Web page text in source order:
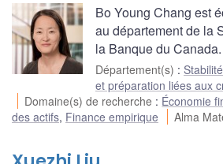
Bo Young Chang est
au département de la
la Banque du Canada.
Département(s) :
et préparation liées aux
Domaine(s) de recherche : Économie
des actifs, Finance empirique Alma